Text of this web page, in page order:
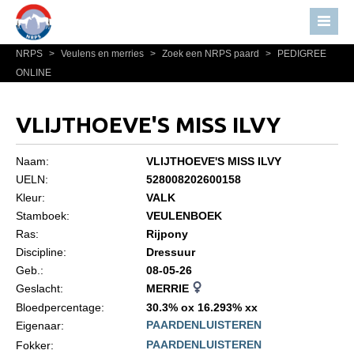
Home
Nieuws
Bestuur NRPS
Statuten en reglementen
Algemeen
NRPS > Veulens en merries > Zoek een NRPS paard >
PEDIGREE
ONLINE
VLIJTHOEVE'S MISS ILVY
Naam:
VLIJTHOEVE'S MISS ILVY
UELN:
528008202600158
Kleur:
VALK
Stamboek:
VEULENBOEK
Ras:
Rijpony
Discipline:
Dressuur
Geb.:
08-05-26
Geslacht:
MERRIE
Bloedpercentage:
30.3% ox 16.293% xx
Eigenaar:
PAARDENLUISTEREN
Fokker:
PAARDENLUISTEREN